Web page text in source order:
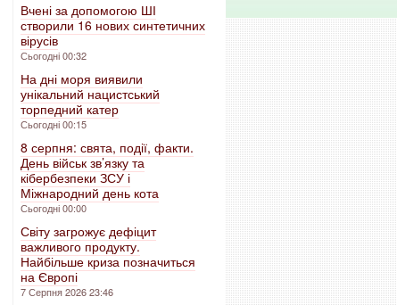
Вчені за допомогою ШІ
створили 16 нових синтетичних
вірусів
Сьогодні 00:32
На дні моря виявили
унікальний нацистський
торпедний катер
Сьогодні 00:15
8 серпня: свята, події, факти.
День військ зв’язку та
кібербезпеки ЗСУ і
Міжнародний день кота
Сьогодні 00:00
Світу загрожує дефіцит
важливого продукту.
Найбільше криза позначиться
на Європі
7 Серпня 2026 23:46